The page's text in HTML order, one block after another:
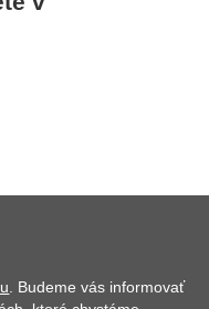
. Budeme vás informovať